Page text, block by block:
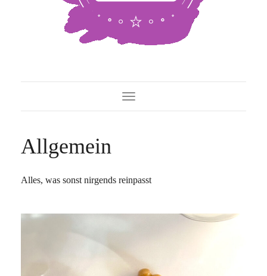
Toggle Navigation
Allgemein
Alles, was sonst nirgends reinpasst